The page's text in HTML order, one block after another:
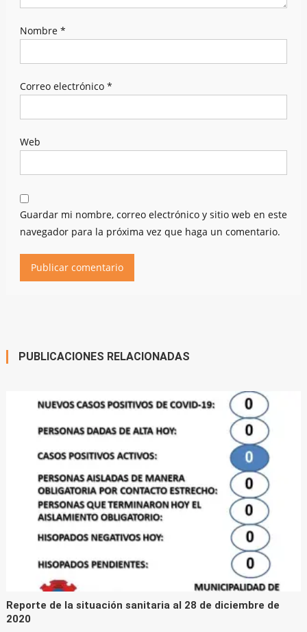
Nombre *
Correo electrónico *
Web
Guardar mi nombre, correo electrónico y sitio web en este
navegador para la próxima vez que haga un comentario.
PUBLICACIONES RELACIONADAS
Reporte de la situación sanitaria al 28 de diciembre de
2020